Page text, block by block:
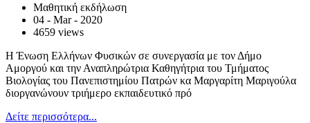
Μαθητική εκδήλωση
04 - Mar - 2020
4659 views
Η Ένωση Ελλήνων Φυσικών σε συνεργασία με τον Δήμο
Αμοργού και την Αναπληρώτρια Καθηγήτρια του Τμήματος
Βιολογίας του Πανεπιστημίου Πατρών κα Μαργαρίτη Μαριγούλα
διοργανώνουν τριήμερο εκπαιδευτικό πρό
Δείτε περισσότερα...